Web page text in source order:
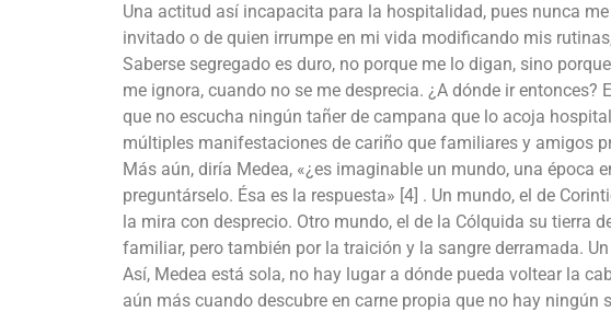
Una actitud así incapacita para la hospitalidad, pues nunca
invitado o de quien irrumpe en mi vida modificando mis
Saberse segregado es duro, no porque me lo digan, sino
me ignora, cuando no se me desprecia. ¿A dónde ir
que no escucha ningún tañer de campana que lo acoja
múltiples manifestaciones de cariño que familiares y amigos
Más aún, diría Medea, «¿es imaginable un mundo, una época
preguntárselo. Ésa es la respuesta» [4] . Un mundo, el de
la mira con desprecio. Otro mundo, el de la Cólquida su tierra
familiar, pero también por la traición y la sangre derramada.
Así, Medea está sola, no hay lugar a dónde pueda voltear la
aún más cuando descubre en carne propia que no hay